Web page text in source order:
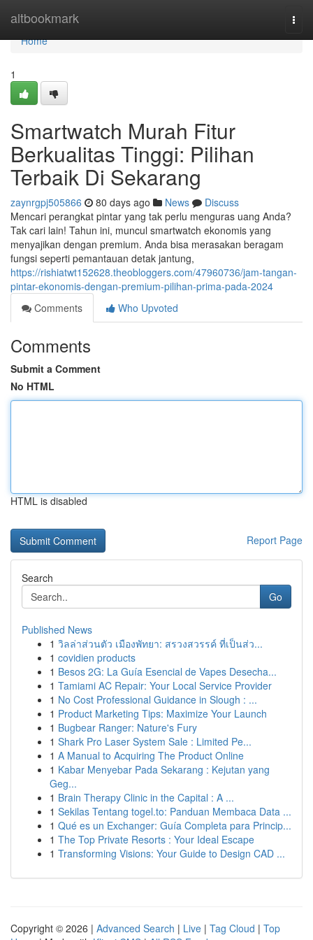
altbookmark
Home
Home
1
Smartwatch Murah Fitur
Berkualitas Tinggi: Pilihan
Terbaik Di Sekarang
zaynrgpj505866 80 days ago News
Discuss
Mencari perangkat pintar yang tak perlu menguras uang Anda?
Tak cari lain! Tahun ini, muncul smartwatch ekonomis yang
menyajikan dengan premium. Anda bisa merasakan beragam
fungsi seperti pemantauan detak jantung,
https://rishiatwt152628.theobloggers.com/47960736/jam-tangan-
pintar-ekonomis-dengan-premium-pilihan-prima-pada-2024
Comments
Who Upvoted
Comments
Submit a Comment
No HTML
HTML is disabled
Report Page
Search
Go
Published News
1 วิลล่าส่วนตัว เมืองพัทยา: สรวงสวรรค์ ที่เป็นส่ว...
1 covidien products
1 Besos 2G: La Guía Esencial de Vapes Desecha...
1 Tamiami AC Repair: Your Local Service Provider
1 No Cost Professional Guidance in Slough : ...
1 Product Marketing Tips: Maximize Your Launch
1 Bugbear Ranger: Nature's Fury
1 Shark Pro Laser System Sale : Limited Pe...
1 A Manual to Acquiring The Product Online
1 Kabar Menyebar Pada Sekarang : Kejutan yang
Geg...
1 Brain Therapy Clinic in the Capital : A ...
1 Sekilas Tentang togel.to: Panduan Membaca Data ...
1 Qué es un Exchanger: Guía Completa para Princip...
1 The Top Private Resorts : Your Ideal Escape
1 Transforming Visions: Your Guide to Design CAD ...
Copyright © 2026 | Advanced Search | Live | Tag Cloud | Top